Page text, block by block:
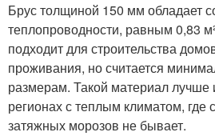
Брус толщиной 150 мм обладает
теплопроводности, равным 0,83
подходит для строительства
проживания, но считается
размерам. Такой материал лучше
регионах с теплым климатом, где
затяжных морозов не бывает.